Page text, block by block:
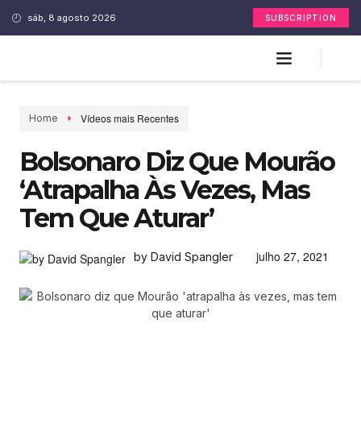
sáb, 8 agosto 2026 SUBSCRIPTION
Home Vídeos mais Recentes
Bolsonaro Diz Que Mourão
‘atrapalha Às Vezes, Mas
Tem Que Aturar’
by David Spangler julho 27, 2021